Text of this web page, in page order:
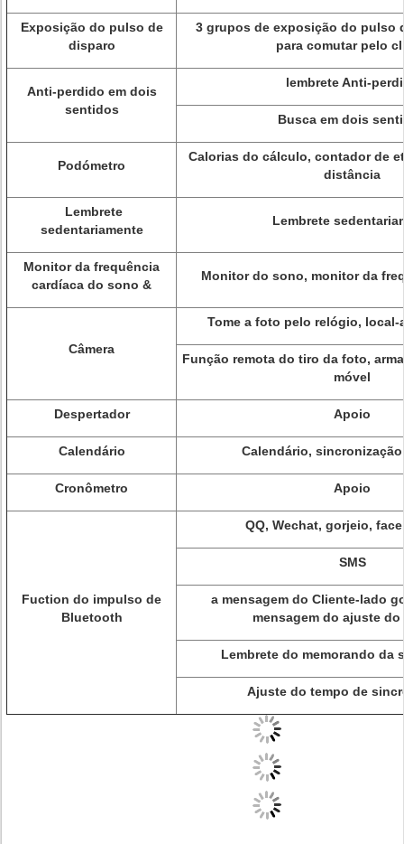
Exposição do pulso de
disparo
3 grupos de exposição do pulso
para comutar pelo
Anti-perdido em dois
sentidos
lembrete Anti-
Busca em dois
Podómetro
Calorias do cálculo, contador de
distância
Lembrete
sedentariamente
Lembrete
Monitor da frequência
cardíaca do sono &
Monitor do sono, monitor da
Câmera
Tome a foto pelo relógio, local-
Função remota do tiro da foto,
móvel
Despertador Apoio
Calendário Calendário,
Cronômetro Apoio
Fuction do impulso de
Bluetooth
QQ, Wechat, gorjeio,
SMS
a mensagem do Cliente-lado
mensagem do ajuste do
Lembrete do memorando da
Ajuste do tempo de